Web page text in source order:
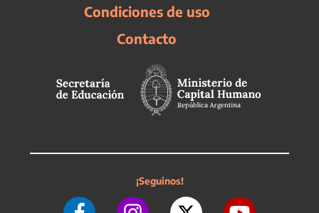
Condiciones de uso
Contacto
¡Seguinos!